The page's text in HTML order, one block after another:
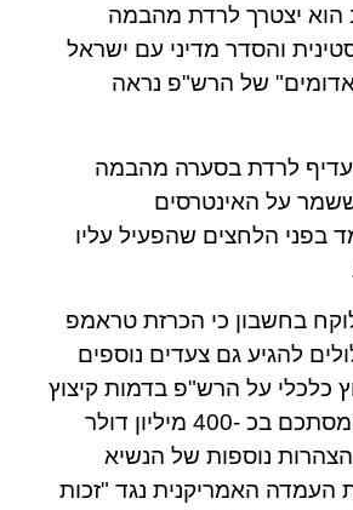
הוא יצטרך לרדת מהבמה
והסדר מדיני עם ישראל
של הרש"פ נראה
עדיף לרדת בסערה מהבמה
על האינטרסים
בפני הלחצים שהפעיל עליו
בחשבון כי הכרזת טראמפ
להגיע גם צעדים נוספים
כלכלי על הרש"פ בדמות קיצוץ
הסיוע הכספי המסתכם בכ -400 מיליון דולר
נוספות של הנשיא
האמריקנית נגד "זכות